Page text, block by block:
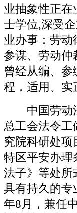
业抽象性正
士学位,深受
业办事：劳
参谋、劳动仲
曾经从编、
程，适用、实
中国劳动法
总工会法令工
究院科研处
特区平安办理
法子》等处所
具有持久的专
年8月，兼任